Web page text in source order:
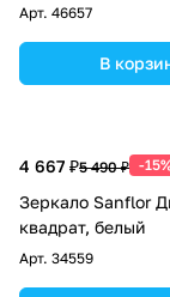
Арт. 46657
В
4 667 ₽5 490 ₽ -
Зеркало Sanflor
квадрат, белый
Арт. 34559